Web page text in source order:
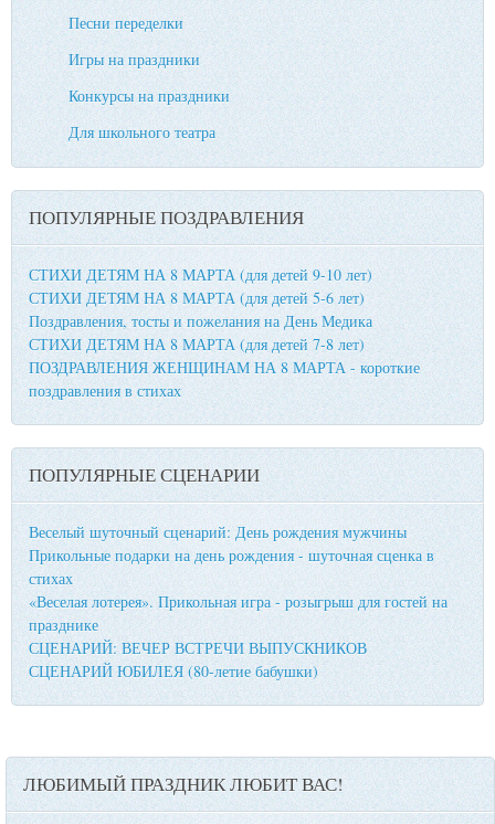
Песни переделки
Игры на праздники
Конкурсы на праздники
Для школьного театра
ПОПУЛЯРНЫЕ ПОЗДРАВЛЕНИЯ
СТИХИ ДЕТЯМ НА 8 МАРТА (для детей 9-10 лет)
СТИХИ ДЕТЯМ НА 8 МАРТА (для детей 5-6 лет)
Поздравления, тосты и пожелания на День Медика
СТИХИ ДЕТЯМ НА 8 МАРТА (для детей 7-8 лет)
ПОЗДРАВЛЕНИЯ ЖЕНЩИНАМ НА 8 МАРТА - короткие
поздравления в стихах
ПОПУЛЯРНЫЕ СЦЕНАРИИ
Веселый шуточный сценарий: День рождения мужчины
Прикольные подарки на день рождения - шуточная сценка в
стихах
«Веселая лотерея». Прикольная игра - розыгрыш для гостей на
празднике
СЦЕНАРИЙ: ВЕЧЕР ВСТРЕЧИ ВЫПУСКНИКОВ
СЦЕНАРИЙ ЮБИЛЕЯ (80-летие бабушки)
ЛЮБИМЫЙ ПРАЗДНИК ЛЮБИТ ВАС!